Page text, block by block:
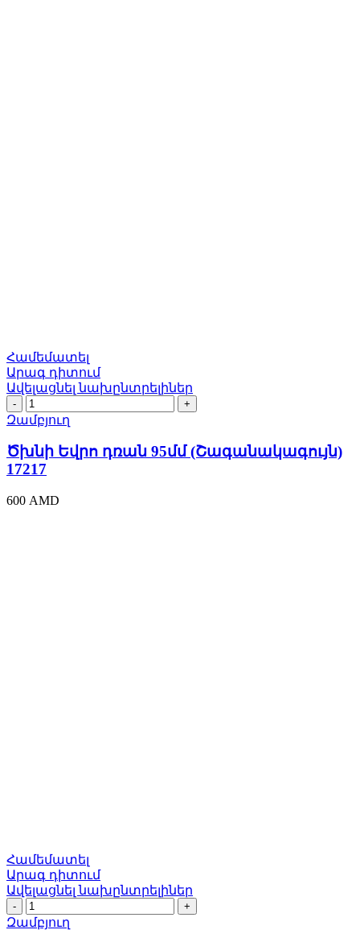
Համեմատել
Արագ դիտում
Ավելացնել նախընտրելիներ
Ծխնի
Եվրո
95մմ
(Շագանակագույն)
17217
Զամբյուղ
Ծխնի Եվրո դռան 95մմ (Շագանակագույն)
17217
600 AMD
Համեմատել
Արագ դիտում
Ավելացնել նախընտրելիներ
Բռնակ
Եվրո
Զամբյուղ